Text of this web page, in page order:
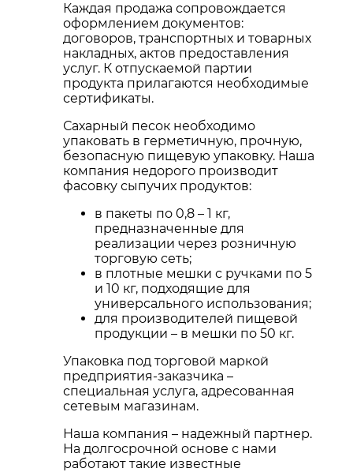
Каждая продажа сопровождается
оформлением документов:
договоров, транспортных и товарных
накладных, актов предоставления
услуг. К отпускаемой партии
продукта прилагаются необходимые
сертификаты.
Сахарный песок необходимо
упаковать в герметичную, прочную,
безопасную пищевую упаковку. Наша
компания недорого производит
фасовку сыпучих продуктов:
в пакеты по 0,8 – 1 кг,
предназначенные для
реализации через розничную
торговую сеть;
в плотные мешки с ручками по 5
и 10 кг, подходящие для
универсального использования;
для производителей пищевой
продукции – в мешки по 50 кг.
Упаковка под торговой маркой
предприятия-заказчика –
специальная услуга, адресованная
сетевым магазинам.
Наша компания – надежный партнер.
На долгосрочной основе с нами
работают такие известные